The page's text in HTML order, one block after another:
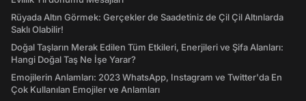
Rüyada Altın Görmek: Gerçekler de Saadetiniz de Çil Çil Altınlarda
Saklı Olabilir!
Doğal Taşların Merak Edilen Tüm Etkileri, Enerjileri ve Şifa Alanları:
Hangi Doğal Taş Ne İşe Yarar?
Emojilerin Anlamları: 2023 WhatsApp, Instagram ve Twitter'da En
Çok Kullanılan Emojiler ve Anlamları